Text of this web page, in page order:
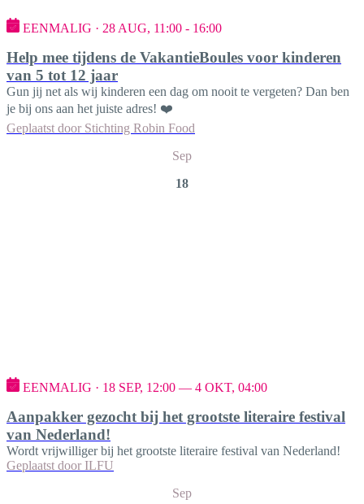
EENMALIG · 28 AUG, 11:00 - 16:00
Help mee tijdens de VakantieBoules voor kinderen
van 5 tot 12 jaar
Gun jij net als wij kinderen een dag om nooit te vergeten? Dan ben
je bij ons aan het juiste adres! ❤️
Geplaatst door Stichting Robin Food
Sep
18
EENMALIG · 18 SEP, 12:00 — 4 OKT, 04:00
Aanpakker gezocht bij het grootste literaire festival
van Nederland!
Wordt vrijwilliger bij het grootste literaire festival van Nederland!
Geplaatst door ILFU
Sep